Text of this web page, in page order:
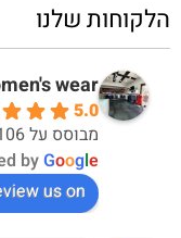
הלקוחות שלנו
wear
5.0
מבוסס על 106 ביקורות
byGoogle
us on